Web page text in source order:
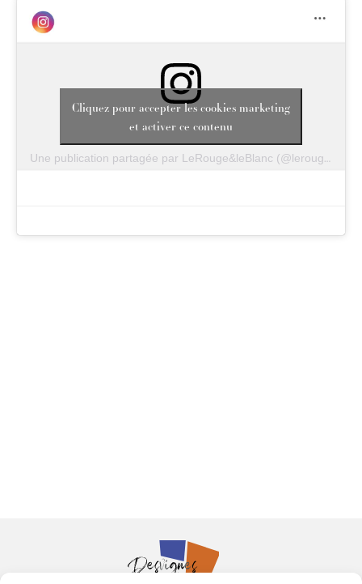
Une publication partagée par LeRouge&leBlanc (@lerougeetleblanc1983)
Cliquez pour accepter les cookies marketing
et activer ce contenu